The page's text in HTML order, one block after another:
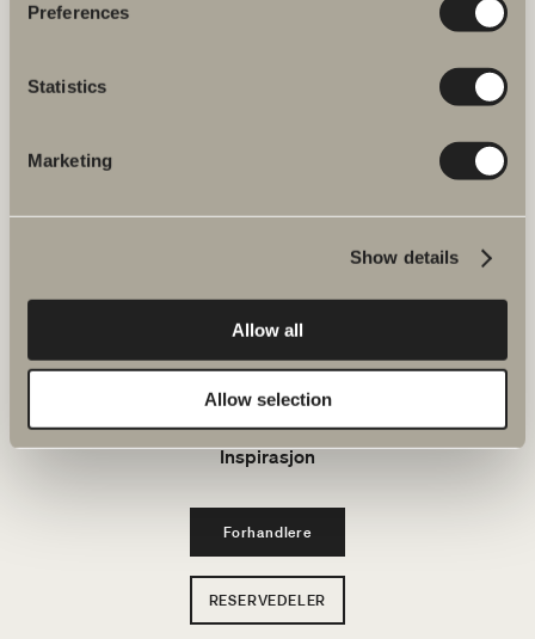
Preferences
Statistics
Marketing
Show details
Allow all
Allow selection
E-post: kundeservice@svedbergs.no
Tegneverktøy
Bærekraft
Inspirasjon
Forhandlere
RESERVEDELER